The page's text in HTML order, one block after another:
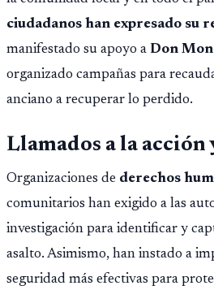
ciudadanos han expresado su
manifestado su apoyo a Don
organizado campañas para
anciano a recuperar lo perdido.
Llamados a la acción
Organizaciones de derechos
comunitarios han exigido a las
investigación para identificar y
asalto. Asimismo, han instado a
seguridad más efectivas para